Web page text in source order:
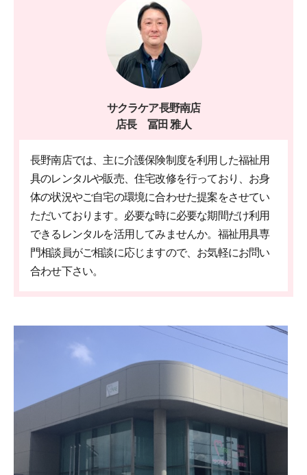
サクラケア長野南店
店長 冨田 雅人
長野南店では、主に介護保険制度を利用した福祉用
具のレンタルや販売、住宅改修を行っており、お身
体の状況やご自宅の環境に合わせた提案をさせてい
ただいております。必要な時に必要な期間だけ利用
できるレンタルを活用してみませんか。福祉用具専
門相談員がご相談に応じますので、お気軽にお問い
合わせ下さい。